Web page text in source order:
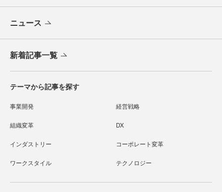
ニュース
新着記事一覧
テーマから記事を探す
事業開発 経営戦略
組織変革 DX
インダストリー コーポレート変革
ワークスタイル テクノロジー